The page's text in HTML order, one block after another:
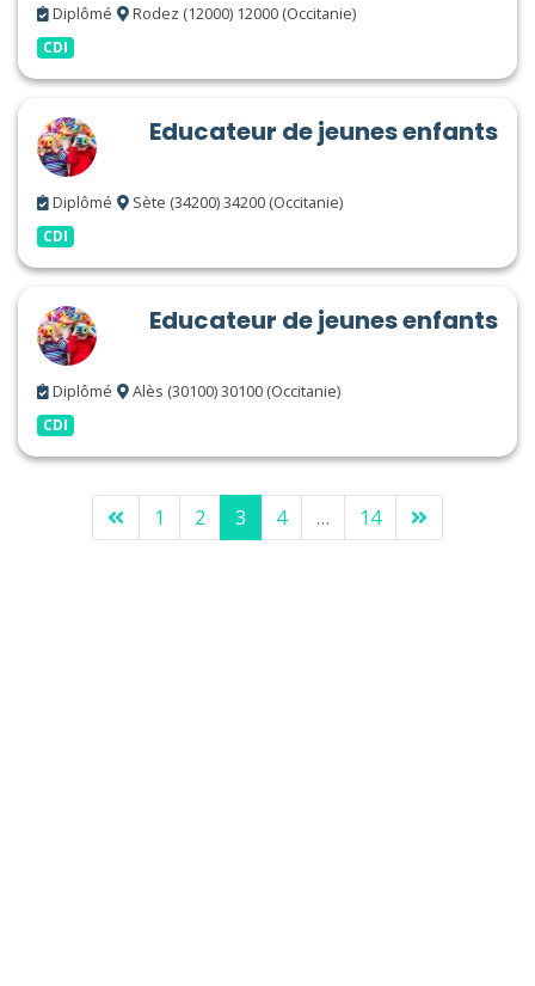
Diplômé Rodez (12000) 12000 (Occitanie)
CDI
Educateur de jeunes enfants
Diplômé Sète (34200) 34200 (Occitanie)
CDI
Educateur de jeunes enfants
Diplômé Alès (30100) 30100 (Occitanie)
CDI
1 2 3 4 … 14